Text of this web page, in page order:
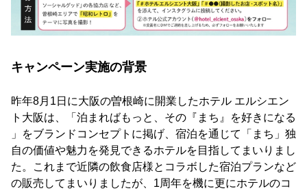
キャンペーン実施の背景
昨年8月1日に大阪の曽根崎に開業したホテル エルシエン
ト大阪は、「泊まればもっと、その『まち』を好きになる
」をブランドコンセプトに掲げ、宿泊を通じて「まち」独
自の価値や魅力を発見できるホテルを目指してまいりまし
た。これまで近隣の飲食店様とコラボした宿泊プランなど
の販売してまいりましたが、1周年を機に更にホテルのコ